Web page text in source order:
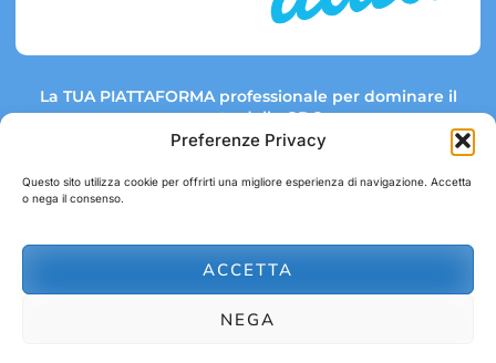
Preferenze Privacy
Questo sito utilizza cookie per offrirti una migliore esperienza di navigazione. Accetta
o nega il consenso.
ACCETTA
NEGA
La TUA PIATTAFORMA professionale per dominare il
mercato della GDO.
Link rapidi:
abbonamenti@gdodata.it